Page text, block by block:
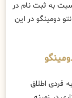
به ثبت نام در
دومینگو در این
فردی اطلاق